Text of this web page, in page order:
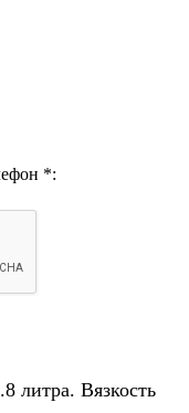
*:
литра. Вязкость